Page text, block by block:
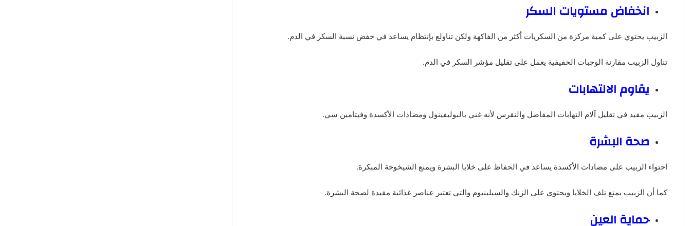
انخفاض مستويات السكر
الزبيب يحتوي على كمية مركزة من السكريات أكثر من الفاكهة ولكن تناولع بإنتظام يساعد في خفض نسبة السكر في الدم.
تناول الزبيب مقارنة الوجبات الخفيفية يعمل على تقليل مؤشر السكر في الدم.
يقاوم الالتهابات
الزبيب مفيد في تقليل آلام التهابات المفاصل والنقرس لأنه غني بالبوليفينول ومضادات الأكسدة وفيتامين سي.
صحة البشرة
احتواء الزبيب على مضادات الأكسدة يساعد في الحفاظ على خلايا البشرة ويمنع الشيخوخة المبكرة.
كما أن الزبيب يمنع تلف الخلايا ويحتوي على الزنك والسيلينيوم والتي تعتبر عناصر غذائية مفيدة لصحة البشرة.
حماية العين